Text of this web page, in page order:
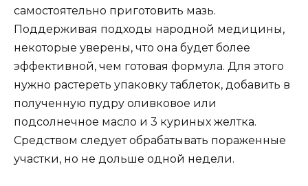
самостоятельно приготовить мазь.
Поддерживая подходы народной медицины,
некоторые уверены, что она будет более
эффективной, чем готовая формула. Для этого
нужно растереть упаковку таблеток, добавить в
полученную пудру оливковое или
подсолнечное масло и 3 куриных желтка.
Средством следует обрабатывать пораженные
участки, но не дольше одной недели.